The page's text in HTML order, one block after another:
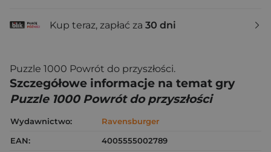
Kup teraz, zapłać za 30 dni
Puzzle 1000 Powrót do przyszłości.
Szczegółowe informacje na temat gry
Puzzle 1000 Powrót do przyszłości
Wydawnictwo:
Ravensburger
EAN:
4005555002789